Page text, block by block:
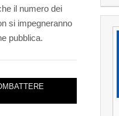
il numero dei
si impegneranno
pubblica.